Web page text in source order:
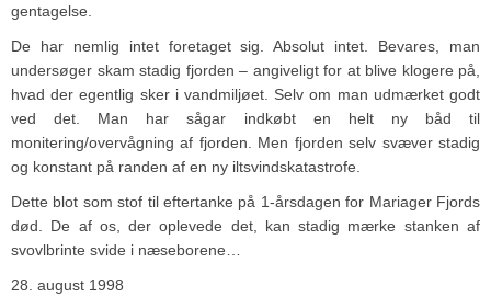
gentagelse.
De har nemlig intet foretaget sig. Absolut intet. Bevares, man
undersøger skam stadig fjorden – angiveligt for at blive klogere på,
hvad der egentlig sker i vandmiljøet. Selv om man udmærket godt
ved det. Man har sågar indkøbt en helt ny båd til
monitering/overvågning af fjorden. Men fjorden selv svæver stadig
og konstant på randen af en ny iltsvindskatastrofe.
Dette blot som stof til eftertanke på 1-årsdagen for Mariager Fjords
død. De af os, der oplevede det, kan stadig mærke stanken af
svovlbrinte svide i næseborene…
28. august 1998